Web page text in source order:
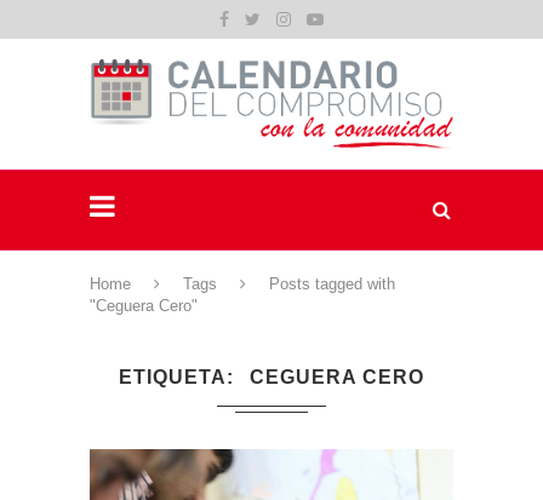
Home Tags
Posts tagged with
"Ceguera Cero"
ETIQUETA CEGUERA CERO